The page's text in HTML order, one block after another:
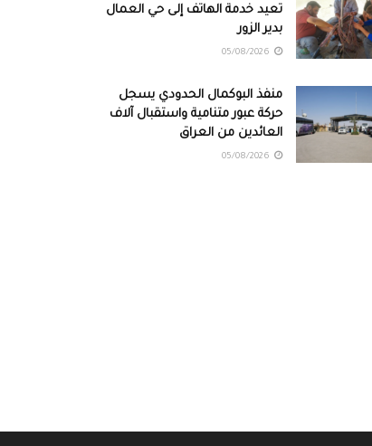
تعيد خدمة الهاتف إلى حي العمال
بدير الزور
منفذ البوكمال الحدودي يسجل
حركة عبور متنامية واستقبال آلاف
العائدين من العراق